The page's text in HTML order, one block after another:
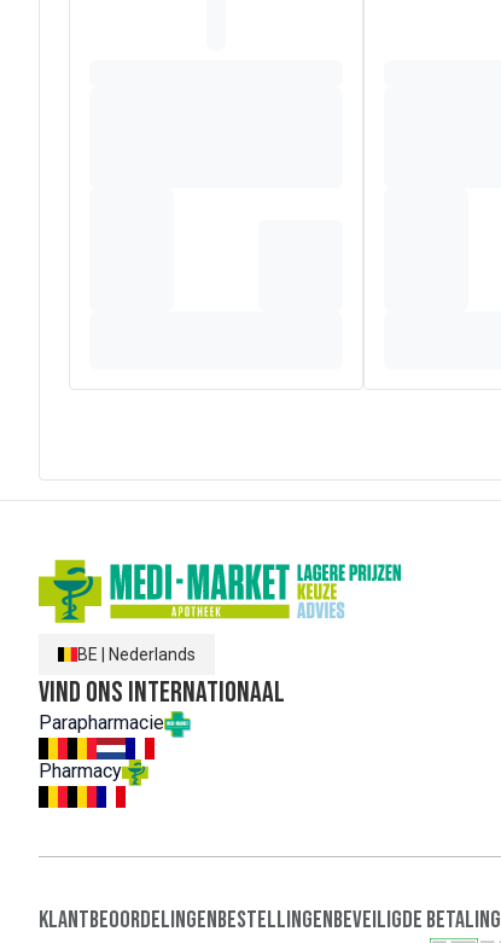
BE Nederlands
Vind ons internationaal
Parapharmacie
Pharmacy
KlantbeoordelingenBestellingenBeveiligde Betaling